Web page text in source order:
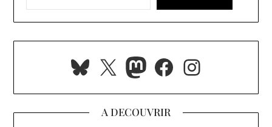
Bluesky
X Mastodon
Facebook
A DECOUVRIR